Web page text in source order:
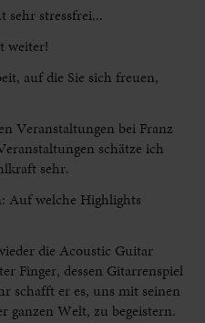
stressfrei...
weiter!
auf die Sie sich freuen,
Veranstaltungen bei Franz
schätze ich
sehr.
Auf welche Highlights
die Acoustic Guitar
Finger, dessen Gitarrenspiel
schafft er es, uns mit seinen
ganzen Welt, zu begeistern.